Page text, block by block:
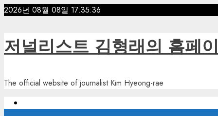
Skip
2026년 08월 08일 17:35:37
저널리스트 김형래의 홈페
The official website of journalist Kim Hyeong-rae